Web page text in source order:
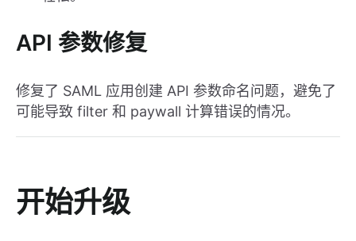
API 参数修复
修复了 SAML 应用创建 API 参数命名问题，避免了
可能导致 filter 和 paywall 计算错误的情况。
开始升级